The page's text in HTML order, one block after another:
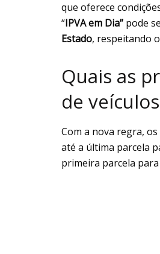
que oferece
“IPVA em Dia” pode
Estado, respeitando
Quais as
de
Com a nova regra,
até a última parcela
primeira parcela